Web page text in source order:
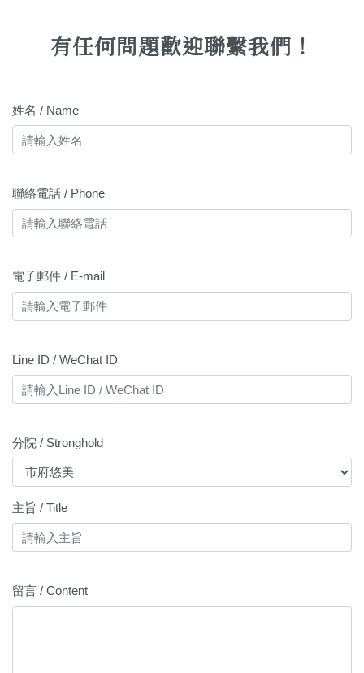
有任何問題歡迎聯繫我們！
姓名 / Name
聯絡電話 / Phone
電子郵件 / E-mail
Line ID / WeChat ID
分院 / Stronghold
主旨 / Title
留言 / Content